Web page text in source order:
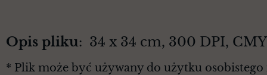
Opis pliku: 34 x 34 cm, 300 DPI,
* Plik może być używany do użytku